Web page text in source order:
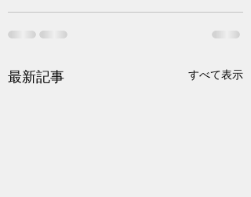
最新記事 すべて表示